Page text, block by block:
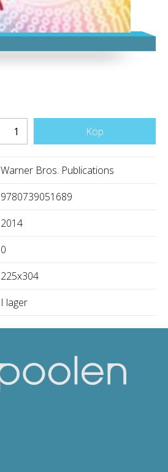
Köp
Warner Bros. Publications
9780739051689
2014
0
225x304
I lager